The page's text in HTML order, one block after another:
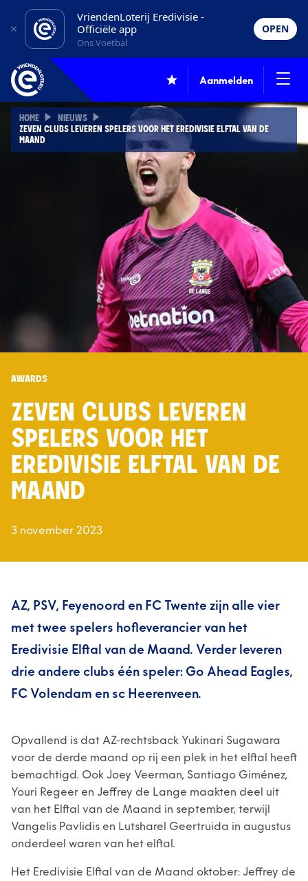
VriendenLoterij Eredivisie -
Officiële app
Ons Voetbal
OPEN
Aanmelden
HOME
NIEUWS
ZEVEN CLUBS LEVEREN SPELERS VOOR HET EREDIVISIE ELFTAL VAN DE
MAAND
AWARDS
ZEVEN CLUBS LEVEREN
SPELERS VOOR HET
EREDIVISIE ELFTAL VAN DE
MAAND
3 november 2023
AZ, PSV, Feyenoord en FC Twente zijn alle vier
met twee spelers hofleverancier van het
Eredivisie Elftal van de Maand. Verder leveren
drie andere clubs één speler: Go Ahead Eagles,
FC Volendam en sc Heerenveen.
Opvallend is dat AZ-rechtsback Yukinari Sugawara
voor de derde maand op rij een plek in het elftal heeft
bemachtigd. Ook Joey Veerman, Santiago Giménez,
Youri Regeer en Jeffrey de Lange maakten deel uit
van het Elftal van de Maand in september, terwijl
Vangelis Pavlidis en Lutsharel Geertruida in augustus
onderdeel waren van het elftal.
Het Eredivisie Elftal van de Maand oktober: Jeffrey de